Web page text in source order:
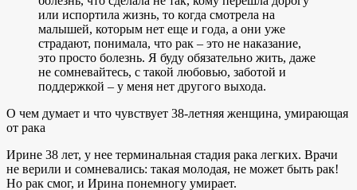
или испортила жизнь, то когда смотрела на
малышей, которым нет еще и года, а они уже
страдают, понимала, что рак – это не наказание,
это просто болезнь. Я буду обязательно жить, даже
не сомневайтесь, с такой любовью, заботой и
поддержкой – у меня нет другого выхода.
О чем думает и что чувствует 38-летняя женщина, умирающая
от рака
Ирине 38 лет, у нее терминальная стадия рака легких. Врачи
не верили и сомневались: такая молодая, не может быть рак!
Но рак смог, и Ирина понемногу умирает.